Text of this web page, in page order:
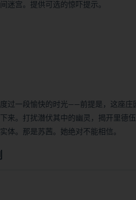
迷宫。提供可选的惊吓提示。
过一段愉快的时光——前提是，这座
来。打扰潜伏其中的幽灵，揭开里
体。那是苏茜。她绝对不能相信。